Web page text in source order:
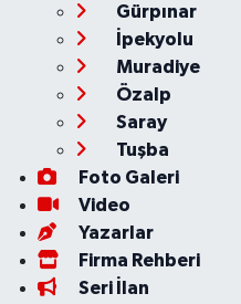
Gürpınar
İpekyolu
Muradiye
Özalp
Saray
Tuşba
Foto Galeri
Video
Yazarlar
Firma Rehberi
Seri İlan